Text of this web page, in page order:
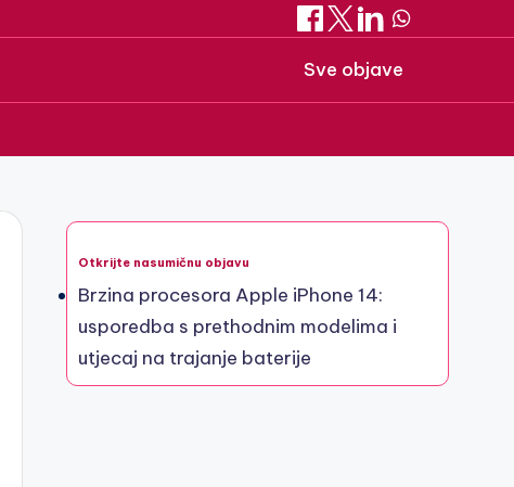
Sve objave
Otkrijte nasumičnu objavu
Brzina procesora Apple iPhone 14:
usporedba s prethodnim modelima i
utjecaj na trajanje baterije